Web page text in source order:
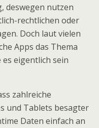
deswegen nutzen
rechtlichen oder
Doch laut vielen
Apps das Thema
eigentlich sein
zahlreiche
und Tablets besagter
Daten einfach an